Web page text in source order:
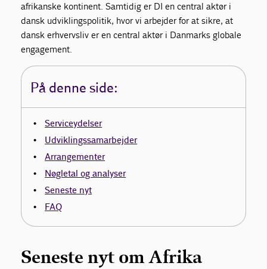
afrikanske kontinent. Samtidig er DI en central aktør i
dansk udviklingspolitik, hvor vi arbejder for at sikre, at
dansk erhvervsliv er en central aktør i Danmarks globale
engagement.
På denne side:
Serviceydelser
Udviklingssamarbejder
Arrangementer
Nøgletal og analyser
Seneste nyt
FAQ
Seneste nyt om Afrika